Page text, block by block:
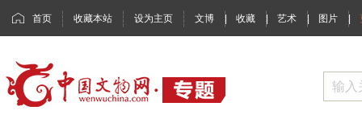
首页 收藏本站 设为主页 文博 | 收藏 | 艺术 | 图片 |